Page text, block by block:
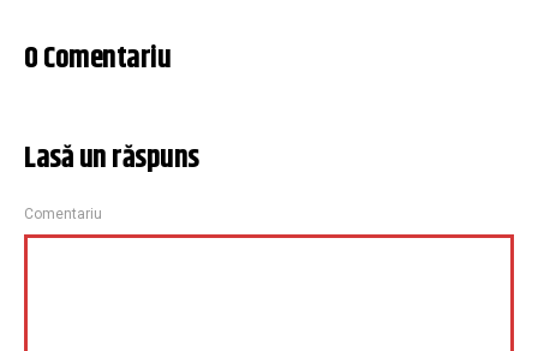
0 Comentariu
Lasă un răspuns
Comentariu